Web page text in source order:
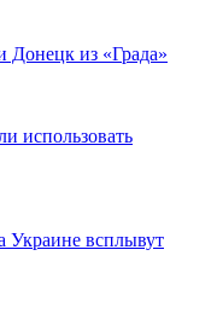
Донецк из «Града»
использовать
Украине всплывут